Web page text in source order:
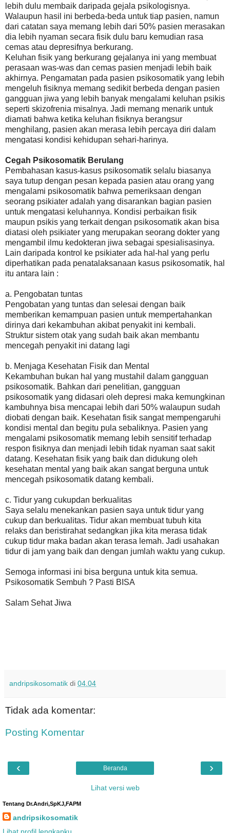
lebih dulu membaik daripada gejala psikologisnya.
Walaupun hasil ini berbeda-beda untuk tiap pasien, namun
dari catatan saya memang lebih dari 50% pasien merasakan
dia lebih nyaman secara fisik dulu baru kemudian rasa
cemas atau depresifnya berkurang.
Keluhan fisik yang berkurang gejalanya ini yang membuat
perasaan was-was dan cemas pasien menjadi lebih baik
akhirnya. Pengamatan pada pasien psikosomatik yang lebih
mengeluh fisiknya memang sedikit berbeda dengan pasien
gangguan jiwa yang lebih banyak mengalami keluhan psikis
seperti skizofrenia misalnya. Jadi memang menarik untuk
diamati bahwa ketika keluhan fisiknya berangsur
menghilang, pasien akan merasa lebih percaya diri dalam
mengatasi kondisi kehidupan sehari-harinya.
Cegah Psikosomatik Berulang
Pembahasan kasus-kasus psikosomatik selalu biasanya
saya tutup dengan pesan kepada pasien atau orang yang
mengalami psikosomatik bahwa pemeriksaan dengan
seorang psikiater adalah yang disarankan bagian pasien
untuk mengatasi keluhannya. Kondisi perbaikan fisik
maupun psikis yang terkait dengan psikosomatik akan bisa
diatasi oleh psikiater yang merupakan seorang dokter yang
mengambil ilmu kedokteran jiwa sebagai spesialisasinya.
Lain daripada kontrol ke psikiater ada hal-hal yang perlu
diperhatikan pada penatalaksanaan kasus psikosomatik, hal
itu antara lain :
a. Pengobatan tuntas
Pengobatan yang tuntas dan selesai dengan baik
memberikan kemampuan pasien untuk mempertahankan
dirinya dari kekambuhan akibat penyakit ini kembali.
Struktur sistem otak yang sudah baik akan membantu
mencegah penyakit ini datang lagi
b. Menjaga Kesehatan Fisik dan Mental
Kekambuhan bukan hal yang mustahil dalam gangguan
psikosomatik. Bahkan dari penelitian, gangguan
psikosomatik yang didasari oleh depresi maka kemungkinan
kambuhnya bisa mencapai lebih dari 50% walaupun sudah
diobati dengan baik. Kesehatan fisik sangat mempengaruhi
kondisi mental dan begitu pula sebaliknya. Pasien yang
mengalami psikosomatik memang lebih sensitif terhadap
respon fisiknya dan menjadi lebih tidak nyaman saat sakit
datang. Kesehatan fisik yang baik dan didukung oleh
kesehatan mental yang baik akan sangat berguna untuk
mencegah psikosomatik datang kembali.
c. Tidur yang cukupdan berkualitas
Saya selalu menekankan pasien saya untuk tidur yang
cukup dan berkualitas. Tidur akan membuat tubuh kita
relaks dan beristirahat sedangkan jika kita merasa tidak
cukup tidur maka badan akan terasa lemah. Jadi usahakan
tidur di jam yang baik dan dengan jumlah waktu yang cukup.
Semoga informasi ini bisa berguna untuk kita semua.
Psikosomatik Sembuh ? Pasti BISA
Salam Sehat Jiwa
andripsikosomatik di 04.04
Tidak ada komentar:
Posting Komentar
‹ ›
Beranda
Lihat versi web
Tentang Dr.Andri,SpKJ,FAPM
andripsikosomatik